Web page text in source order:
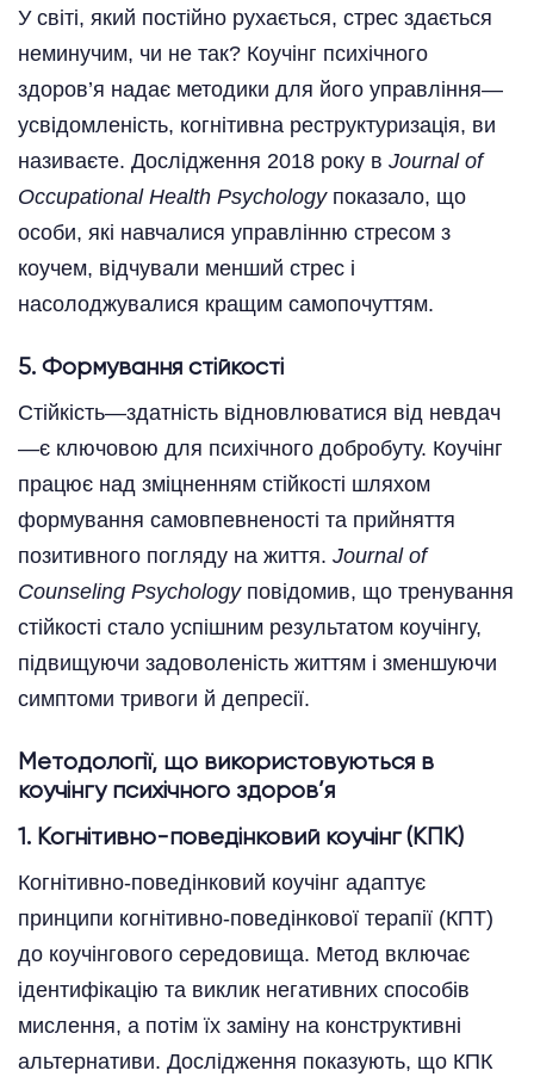
У світі, який постійно рухається, стрес здається
неминучим, чи не так? Коучінг психічного
здоров’я надає методики для його управління—
усвідомленість, когнітивна реструктуризація, ви
називаєте. Дослідження 2018 року в Journal of
Occupational Health Psychologyпоказало, що
особи, які навчалися управлінню стресом з
коучем, відчували менший стрес і
насолоджувалися кращим самопочуттям.
5. Формування стійкості
Стійкість—здатність відновлюватися від невдач
—є ключовою для психічного добробуту. Коучінг
працює над зміцненням стійкості шляхом
формування самовпевненості та прийняття
позитивного погляду на життя. Journal of
Counseling Psychologyповідомив, що тренування
стійкості стало успішним результатом коучінгу,
підвищуючи задоволеність життям і зменшуючи
симптоми тривоги й депресії.
Методології, що використовуються в
коучінгу психічного здоров’я
1. Когнітивно-поведінковий коучінг (КПК)
Когнітивно-поведінковий коучінг адаптує
принципи когнітивно-поведінкової терапії (КПТ)
до коучінгового середовища. Метод включає
ідентифікацію та виклик негативних способів
мислення, а потім їх заміну на конструктивні
альтернативи. Дослідження показують, що КПК